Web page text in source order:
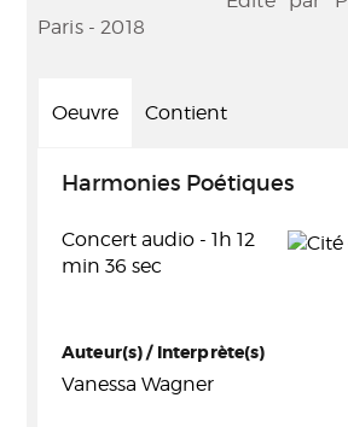
Paris - 2018
Oeuvre Contient
Harmonies Poétiques
Concert audio - 1h 12
min 36 sec
Auteur(s) / Interprète(s)
Vanessa Wagner